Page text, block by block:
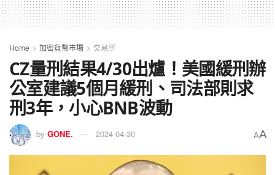
Home 加密貨幣市場 交易所
CZ量刑結果4/30出爐！美國緩刑辦
公室建議5個月緩刑、司法部則求
刑3年，小心BNB波動
by GONE. 2024-04-30 AA